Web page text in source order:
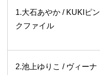
1.大石あやか / KUKIピン
クファイル
2.池上ゆりこ / ヴィーナ